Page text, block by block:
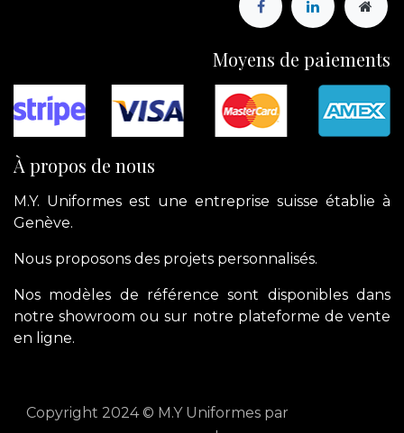
Moyens de paiements
À propos de nous
M.Y. Uniformes est une entreprise suisse établie à
Genève.
Nous proposons des projets personnalisés.
Nos modèles de référence sont disponibles dans
notre showroom ou sur notre plateforme de vente
en ligne.
Copyright 2024 © M.Y Uniformes par